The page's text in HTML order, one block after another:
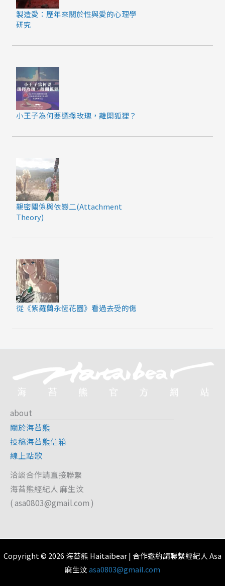
製造愛：歷年來關於性與愛的心理學
研究
小王子為何要選擇玫瑰，離開狐狸？
親密關係與依戀二(Attachment
Theory)
從《紫羅蘭永恆花園》看過去受的傷
about
關於海苔熊
投稿海苔熊信箱
線上點歌
洽談合作請直接聯繫
海苔熊經紀人 麻生汶
(asa0803@gmail.com )
Copyright © 2026 海苔熊 Haitaibear | 合作邀約請聯繫經紀人 Asa
麻生汶asa0803@gmail.com